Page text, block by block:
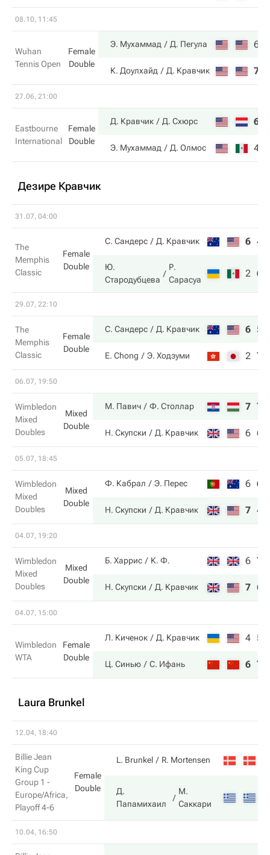
08.10, 11:45
Wuhan
Tennis Open
Female
Double
Э. Мухаммад Д. Пегула 6
К. Доулхайд Д. Кравчик 7
27.06, 21:00
Eastbourne
International
Female
Double
Д. Кравчик Д. Схюрс 6
Э. Мухаммад Д. Олмос 4
Дезире Кравчик
31.07, 04:00
The
Memphis
Classic
Female
Double
С. Сандерс Д. Кравчик 6 4
Ю.
Стародубцева
Р.
Сарасуа
2 6
29.07, 22:10
The
Memphis
Classic
Female
Double
С. Сандерс Д. Кравчик 6 5
E. Chong Э. Ходзуми 2 7
06.07, 19:50
Wimbledon
Mixed
Doubles
Mixed
Double
М. Павич Ф. Столлар 7 7
Н. Скупски Д. Кравчик 6 6
05.07, 18:45
Wimbledon
Mixed
Doubles
Mixed
Double
Ф. Кабрал Э. Перес 6 6
Н. Скупски Д. Кравчик 7 4
04.07, 19:20
Wimbledon
Mixed
Doubles
Mixed
Double
Б. Харрис К. Ф. 6 7
Н. Скупски Д. Кравчик 7 6
04.07, 15:00
Wimbledon
WTA
Female
Double
Л. Киченок Д. Кравчик 4 5
Ц. Синью С. Ифань 6 7
Laura Brunkel
12.04, 18:40
Billie Jean
King Cup
Group 1 -
Europe/Africa,
Playoff 4-6
Female
Double
L. Brunkel R. Mortensen
Д.
Папамихаил
М.
Саккари
10.04, 16:50